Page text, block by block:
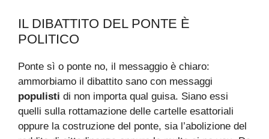
IL DIBATTITO DEL PONTE È
POLITICO
Ponte sì o ponte no, il messaggio è chiaro:
ammorbiamo il dibattito sano con messaggi
populisti di non importa qual guisa. Siano essi
quelli sulla rottamazione delle cartelle esattoriali
oppure la costruzione del ponte, sia l’abolizione del